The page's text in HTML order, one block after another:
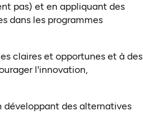
pas) et en appliquant des
dans les programmes
claires et opportunes et à des
l'innovation,
développant des alternatives